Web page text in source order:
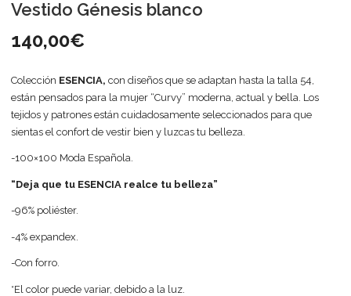
Vestido Génesis blanco
140,00€
Colección ESENCIA,con diseños que se adaptan hasta la talla 54,
están pensados para la mujer “Curvy” moderna, actual y bella. Los
tejidos y patrones están cuidadosamente seleccionados para que
sientas el confort de vestir bien y luzcas tu belleza.
-100×100 Moda Española.
“Deja que tu ESENCIA realce tu belleza”
-96% poliéster.
-4% expandex.
-Con forro.
*El color puede variar, debido a la luz.